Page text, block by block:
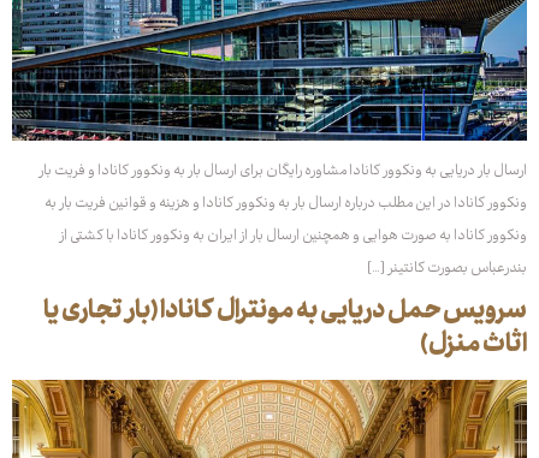
ارسال بار دریایی به ونکوور کانادا مشاوره رایگان برای ارسال بار به ونکوور کانادا و فریت بار
ونکوور کانادا در این مطلب درباره ارسال بار به ونکوور کانادا و هزینه و قوانین فریت بار به
ونکوور کانادا به صورت هوایی و همچنین ارسال بار از ایران به ونکوور کانادا با کشتی از
بندرعباس بصورت کانتینر […]
سرویس حمل دریایی به مونترال کانادا (بار تجاری یا
اثاث منزل)